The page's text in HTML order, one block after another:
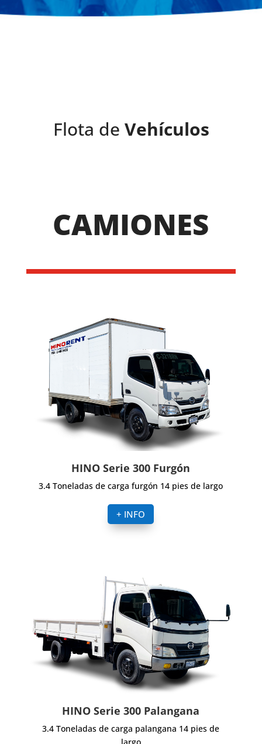
Flota de Vehículos
CAMIONES
HINO Serie 300 Furgón
3.4 Toneladas de carga furgón 14 pies de largo
+ INFO
HINO Serie 300 Palangana
3.4 Toneladas de carga palangana 14 pies de